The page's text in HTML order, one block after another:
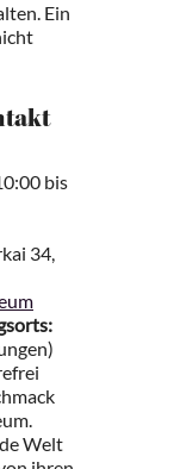
Ein
bis
34,
Welt